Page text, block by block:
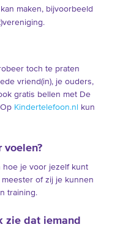
maken, bijvoorbeeld
toch te praten
vriend(in), je ouders,
gratis bellen met De
Kindertelefoon.nl
kun
voelen?
hoe je voor jezelf kunt
of zij je kunnen
training.
zie dat iemand